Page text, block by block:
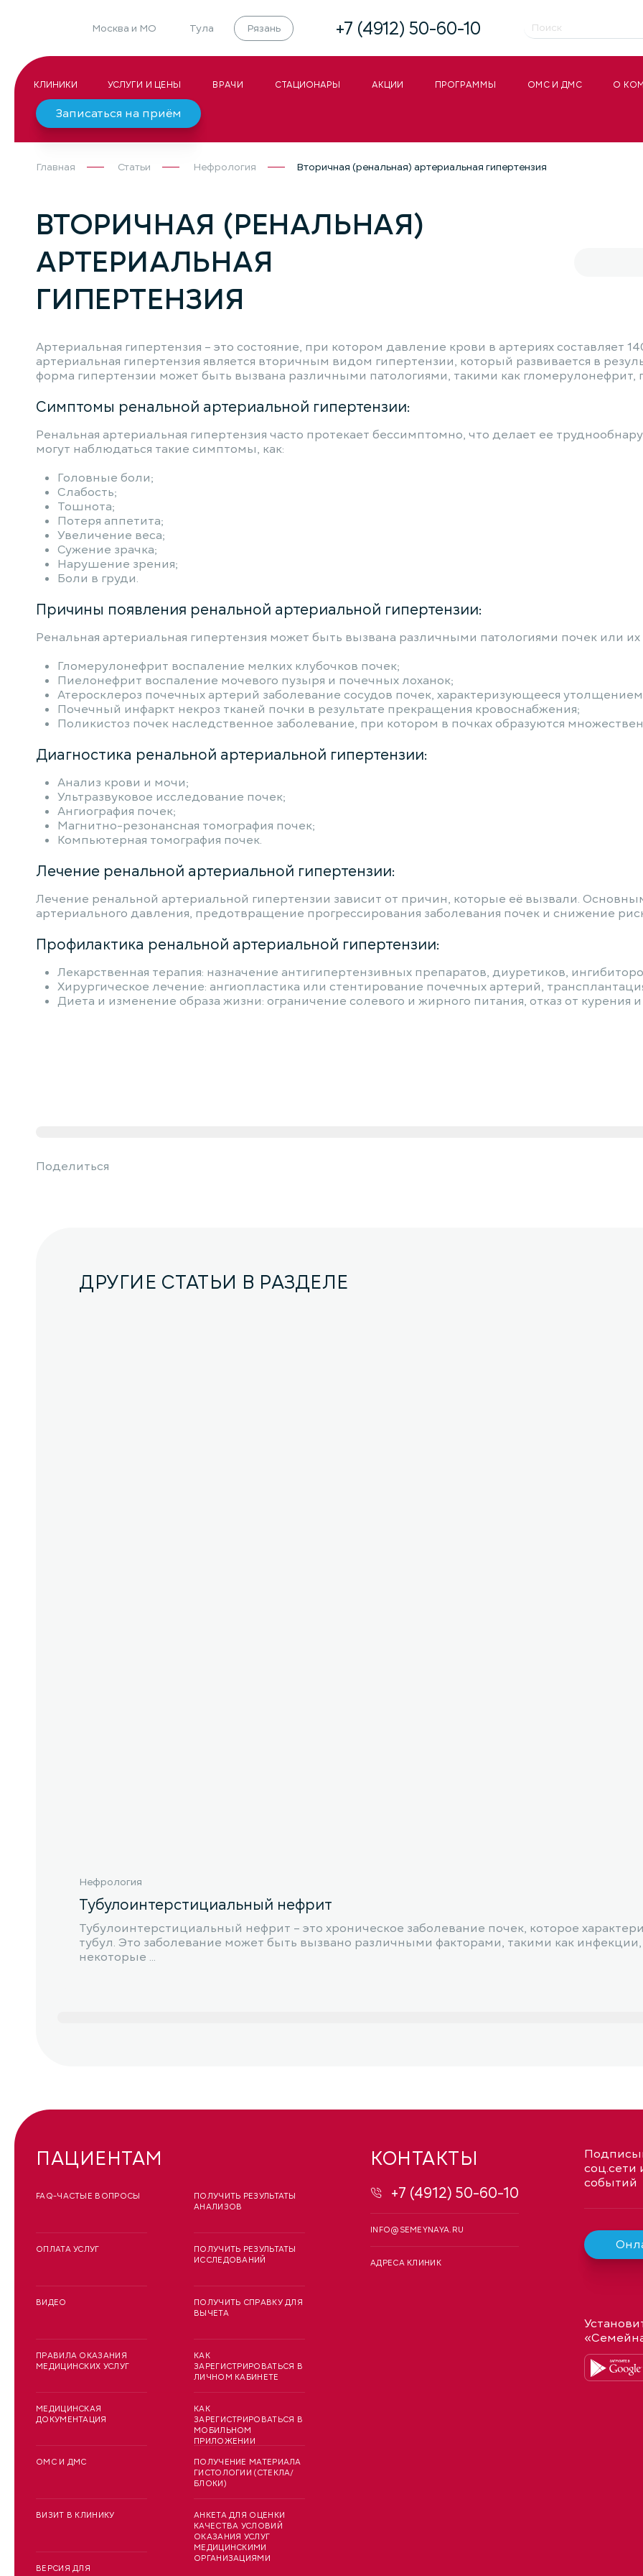
Москва и МО Тула Рязань +7 (4912) 50-60-10
КЛИНИКИ УСЛУГИ И ЦЕНЫ ВРАЧИ СТАЦИОНАРЫ АКЦИИ ПРОГРАММЫ ОМС И ДМС О
Записаться на приём
Главная Статьи Нефрология Вторичная (ренальная) артериальная гипертензия
ВТОРИЧНАЯ (РЕНАЛЬНАЯ)
АРТЕРИАЛЬНАЯ
ГИПЕРТЕНЗИЯ
Артериальная гипертензия – это состояние, при котором давление крови в артериях составляет
артериальная гипертензия является вторичным видом гипертензии, который развивается в
форма гипертензии может быть вызвана различными патологиями, такими как гломерулонефрит,
Симптомы ренальной артериальной гипертензии:
Ренальная артериальная гипертензия часто протекает бессимптомно, что делает ее
могут наблюдаться такие симптомы, как:
Головные боли;
Слабость;
Тошнота;
Потеря аппетита;
Увеличение веса;
Сужение зрачка;
Нарушение зрения;
Боли в груди.
Причины появления ренальной артериальной гипертензии:
Ренальная артериальная гипертензия может быть вызвана различными патологиями почек или
Гломерулонефрит воспаление мелких клубочков почек;
Пиелонефрит воспаление мочевого пузыря и почечных лоханок;
Атеросклероз почечных артерий заболевание сосудов почек, характеризующееся
Почечный инфаркт некроз тканей почки в результате прекращения кровоснабжения;
Поликистоз почек наследственное заболевание, при котором в почках образуются
Диагностика ренальной артериальной гипертензии:
Анализ крови и мочи;
Ультразвуковое исследование почек;
Ангиография почек;
Магнитно-резонансная томография почек;
Компьютерная томография почек.
Лечение ренальной артериальной гипертензии:
Лечение ренальной артериальной гипертензии зависит от причин, которые её вызвали.
артериального давления, предотвращение прогрессирования заболевания почек и снижение
Профилактика ренальной артериальной гипертензии:
Лекарственная терапия: назначение антигипертензивных препаратов, диуретиков,
Хирургическое лечение: ангиопластика или стентирование почечных артерий,
Диета и изменение образа жизни: ограничение солевого и жирного питания, отказ от курения
Поделиться
ДРУГИЕ СТАТЬИ В РАЗДЕЛЕ
Нефрология
Тубулоинтерстициальный нефрит
Тубулоинтерстициальный нефрит – это хроническое заболевание почек, которое
тубул. Это заболевание может быть вызвано различными факторами, такими как
некоторые ...
ПАЦИЕНТАМ
FAQ-ЧАСТЫЕ ВОПРОСЫ
ОПЛАТА УСЛУГ
ВИДЕО
ПРАВИЛА ОКАЗАНИЯ
МЕДИЦИНСКИХ УСЛУГ
МЕДИЦИНСКАЯ
ДОКУМЕНТАЦИЯ
ОМС И ДМС
ВИЗИТ В КЛИНИКУ
ВЕРСИЯ ДЛЯ
ПОЛУЧИТЬ РЕЗУЛЬТАТЫ
АНАЛИЗОВ
ПОЛУЧИТЬ РЕЗУЛЬТАТЫ
ИССЛЕДОВАНИЙ
ПОЛУЧИТЬ СПРАВКУ ДЛЯ
ВЫЧЕТА
КАК
ЗАРЕГИСТРИРОВАТЬСЯ В
ЛИЧНОМ КАБИНЕТЕ
КАК
ЗАРЕГИСТРИРОВАТЬСЯ В
МОБИЛЬНОМ
ПРИЛОЖЕНИИ
ПОЛУЧЕНИЕ МАТЕРИАЛА
ГИСТОЛОГИИ (СТЕКЛА/
БЛОКИ)
АНКЕТА ДЛЯ ОЦЕНКИ
КАЧЕСТВА УСЛОВИЙ
ОКАЗАНИЯ УСЛУГ
МЕДИЦИНСКИМИ
ОРГАНИЗАЦИЯМИ
КОНТАКТЫ
+7 (4912) 50-60-10
INFO@SEMEYNAYA.RU
АДРЕСА КЛИНИК
соц.сети
событий